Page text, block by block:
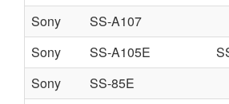
Sony
SS-A107
Sony
SS-A105E
Sony
SS-85E